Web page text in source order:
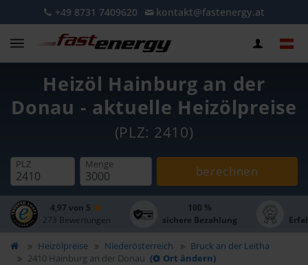
+49 8731 7409620 kontakt@fastenergy.at
Heizöl Hainburg an der
Donau - aktuelle Heizölpreise
(PLZ: 2410)
PLZ Menge berechnen
4,97 von 5
273 Bewertungen
100 %
sichere Bezahlung
Heizölpreise Niederösterreich
Bruck an der Leitha
2410 Hainburg an der Donau ( Ort ändern)